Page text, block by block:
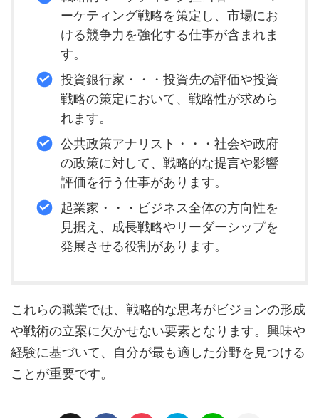
ーケティング戦略を策定し、市場にお
ける競争力を強化する仕事が含まれま
す。
投資銀行家・・・投資先の評価や投資
戦略の策定において、戦略性が求めら
れます。
公共政策アナリスト・・・社会や政府
の政策に対して、戦略的な提言や影響
評価を行う仕事があります。
起業家・・・ビジネス全体の方向性を
見据え、成長戦略やリーダーシップを
発展させる役割があります。
これらの職業では、戦略的な思考がビジョンの形成
や戦術の立案に欠かせない要素となります。興味や
経験に基づいて、自分が最も適した分野を見つける
ことが重要です。